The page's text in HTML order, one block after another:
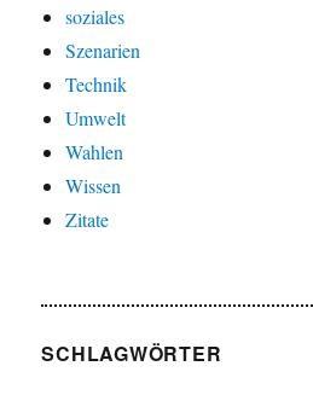
soziales
Szenarien
Technik
Umwelt
Wahlen
Wissen
Zitate
SCHLAGWÖRTER